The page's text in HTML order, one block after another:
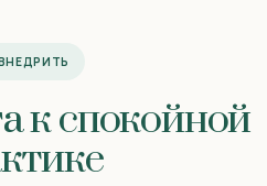
к спокойной